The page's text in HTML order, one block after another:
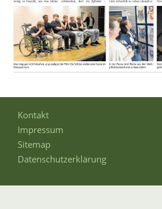
Kontakt
Impressum
Sitemap
Datenschutzerklärung